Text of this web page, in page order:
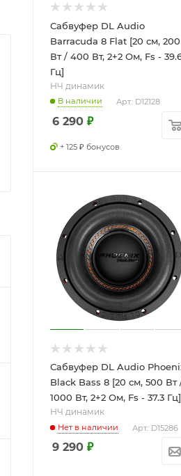
Сабвуфер DL Audio
Barracuda 8 Flat [20 см, 200
Вт / 400 Вт, 2+2 Ом, Fs -
Гц]
НЧ динамик
В наличии Арт.: D12128
6 290 ₽
+ 125 ₽ бонусов
Сабвуфер DL Audio
Black Bass 8 [20 см, 500 Вт
1000 Вт, 2+2 Ом, Fs - 37.3 Гц]
НЧ динамик
Нет в наличии Арт.: D15286
9 290 ₽